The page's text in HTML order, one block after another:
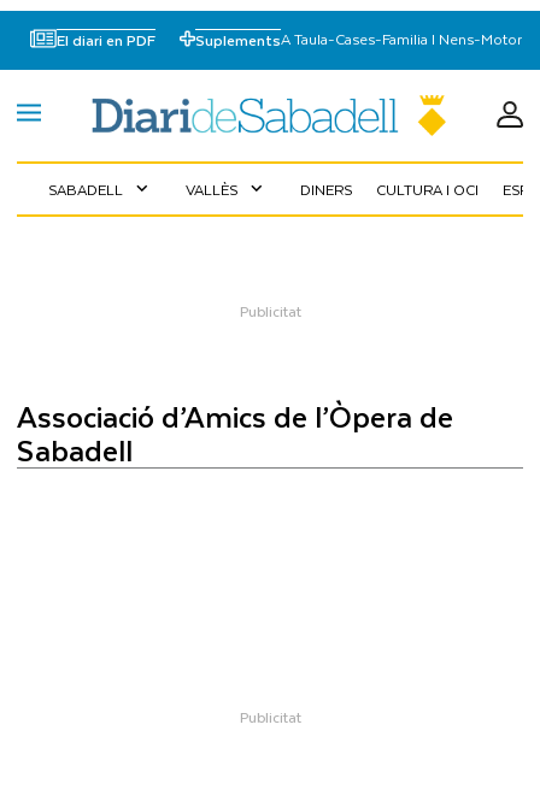
El diari en PDF SuplementsA Taula-Cases-Familia I Nens-Motor
SABADELL expand_more VALLÈS expand_more DINERS CULTURA I OCI
Associació d’Amics de l’Òpera de
Sabadell